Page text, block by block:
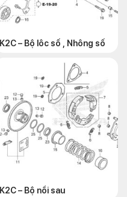
K2C – Bộ lôc số , Nhông số
K2C – Bộ nồi sau